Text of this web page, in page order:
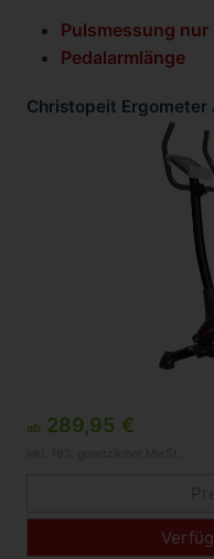
Pulsmessung
Pedalarmlänge
Christopeit Ergometer
ab 289,95 €